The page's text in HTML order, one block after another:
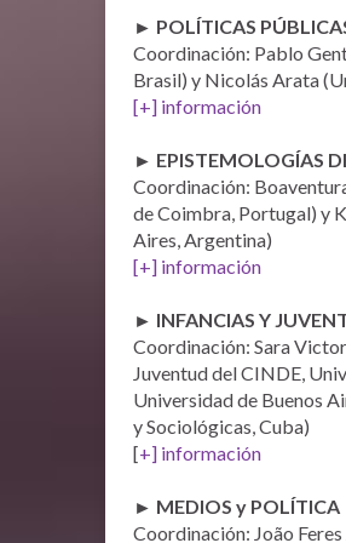
► POLÍTICAS
Coordinación: Pablo
Brasil) y Nicolás Arata
[+] información
► EPISTEMOLOGÍAS
Coordinación:
de Coimbra, Portugal) y
Aires, Argentina)
[+] información
► INFANCIAS Y
Coordinación: Sara
Juventud del CINDE,
Universidad de Buenos
y Sociológicas, Cuba)
[+] información
► MEDIOS y POLÍTICA
Coordinación: João